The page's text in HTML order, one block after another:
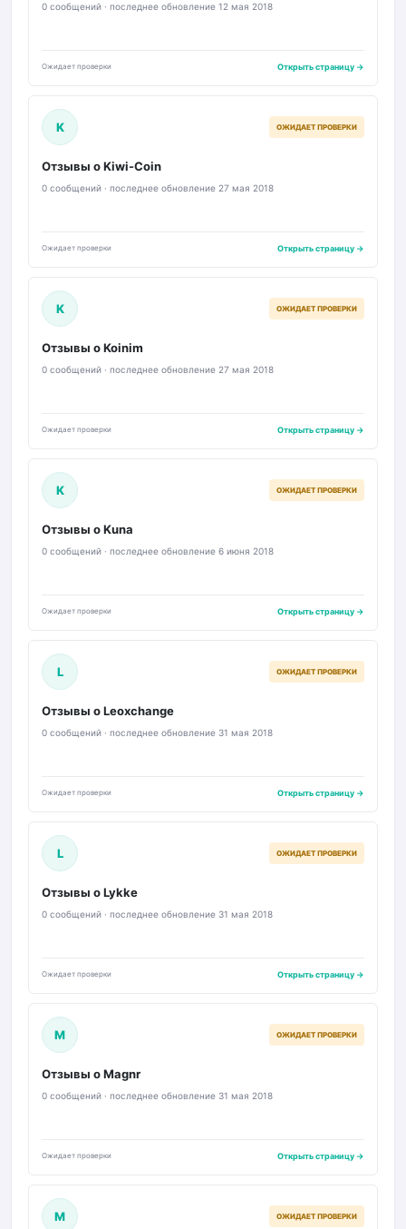
0 сообщений · последнее обновление 12 мая 2018
Ожидает проверки Открыть страницу →
K ОЖИДАЕТ ПРОВЕРКИ
Отзывы о Kiwi-Coin
0 сообщений · последнее обновление 27 мая 2018
Ожидает проверки Открыть страницу →
K ОЖИДАЕТ ПРОВЕРКИ
Отзывы о Koinim
0 сообщений · последнее обновление 27 мая 2018
Ожидает проверки Открыть страницу →
K ОЖИДАЕТ ПРОВЕРКИ
Отзывы о Kuna
0 сообщений · последнее обновление 6 июня 2018
Ожидает проверки Открыть страницу →
L ОЖИДАЕТ ПРОВЕРКИ
Отзывы о Leoxchange
0 сообщений · последнее обновление 31 мая 2018
Ожидает проверки Открыть страницу →
L ОЖИДАЕТ ПРОВЕРКИ
Отзывы о Lykke
0 сообщений · последнее обновление 31 мая 2018
Ожидает проверки Открыть страницу →
M ОЖИДАЕТ ПРОВЕРКИ
Отзывы о Magnr
0 сообщений · последнее обновление 31 мая 2018
Ожидает проверки Открыть страницу →
M ОЖИДАЕТ ПРОВЕРКИ